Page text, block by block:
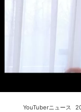
YouTuberニュース